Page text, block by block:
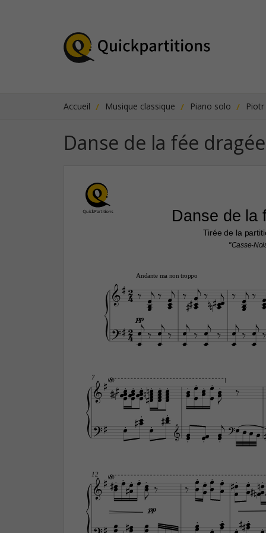
Accueil Musique classique Piano solo
Danse de la fée dragée


Danse de la
pp
7
12
pp
2
4
2
4

"Casse-
Andante ma non troppo
Tirée de la

           


  



   
            


      






 










  




 
 
  
  
 






 



 





 





 





 
 

 




  
 


 

 

   


 
 

 
 






 

 
 
 
 


